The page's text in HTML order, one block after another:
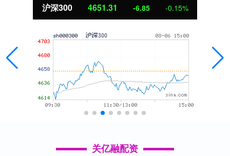
沪深300 4651.31 -6.85 -0.15%
关亿融配资